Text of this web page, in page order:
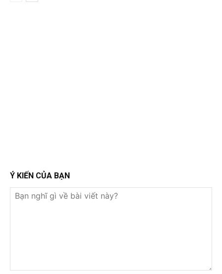
Ý KIẾN CỦA BẠN